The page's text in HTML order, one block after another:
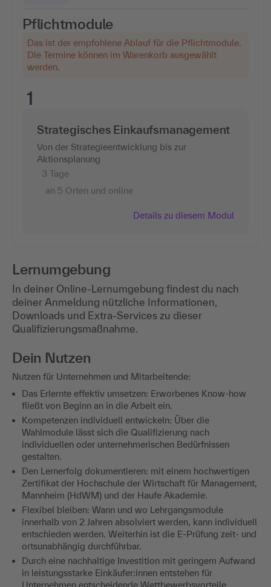
Pflichtmodule
Das ist der empfohlene Ablauf für die Pflichtmodule.
Die Termine können im Warenkorb ausgewählt
werden.
1
Strategisches Einkaufsmanagement
Von der Strategieentwicklung bis zur
Aktionsplanung
3 Tage
an 5 Orten und online
Details zu diesem Modul
Lernumgebung
In deiner Online-Lernumgebung findest du nach
deiner Anmeldung nützliche Informationen,
Downloads und Extra-Services zu dieser
Qualifizierungsmaßnahme.
Dein Nutzen
Nutzen für Unternehmen und Mitarbeitende:
Das Erlernte effektiv umsetzen: Erworbenes Know-how
fließt von Beginn an in die Arbeit ein.
Kompetenzen individuell entwickeln: Über die
Wahlmodule lässt sich die Qualifizierung nach
individuellen oder unternehmerischen Bedürfnissen
gestalten.
Den Lernerfolg dokumentieren: mit einem hochwertigen
Zertifikat der Hochschule der Wirtschaft für Management,
Mannheim (HdWM) und der Haufe Akademie.
Flexibel bleiben: Wann und wo Lehrgangsmodule
innerhalb von 2 Jahren absolviert werden, kann individuell
entschieden werden. Weiterhin ist die E-Prüfung zeit- und
ortsunabhängig durchführbar.
Durch eine nachhaltige Investition mit geringem Aufwand
in leistungsstarke Einkäufer:innen entstehen für
Unternehmen entscheidende Wettbewerbsvorteile.